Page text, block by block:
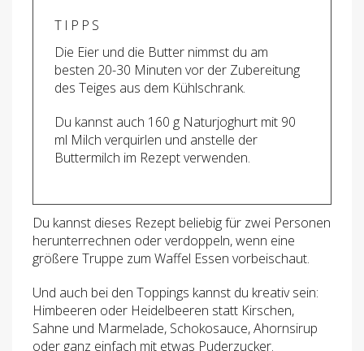
TIPPS
Die Eier und die Butter nimmst du am
besten 20-30 Minuten vor der Zubereitung
des Teiges aus dem Kühlschrank.
Du kannst auch 160 g Naturjoghurt mit 90
ml Milch verquirlen und anstelle der
Buttermilch im Rezept verwenden.
Du kannst dieses Rezept beliebig für zwei Personen
herunterrechnen oder verdoppeln, wenn eine
größere Truppe zum Waffel Essen vorbeischaut.
Und auch bei den Toppings kannst du kreativ sein:
Himbeeren oder Heidelbeeren statt Kirschen,
Sahne und Marmelade, Schokosauce, Ahornsirup
oder ganz einfach mit etwas Puderzucker.